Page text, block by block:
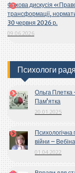
Фахова дискусія
трансформації,
30 червня 2026 р.
09.06.2026
Психологи
Ольга Плетка
Пам’ятка
20.01.2025
Психологічна
війни –
01.04.2022